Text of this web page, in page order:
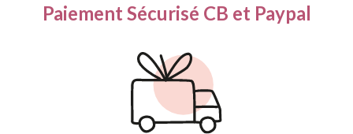
Paiement Sécurisé CB et Paypal